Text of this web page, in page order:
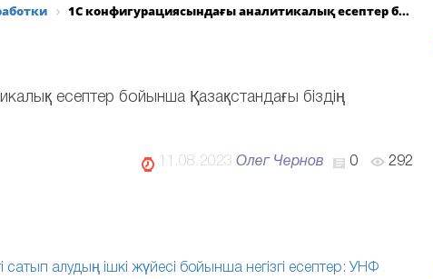
1С конфигурациясындағы аналитикалық есептер б...
есептер бойынша Қазақстандағы біздің
0 292
11.08.2023 Олег Чернов
алудың ішкі жүйесі бойынша негізгі есептер: УНФ